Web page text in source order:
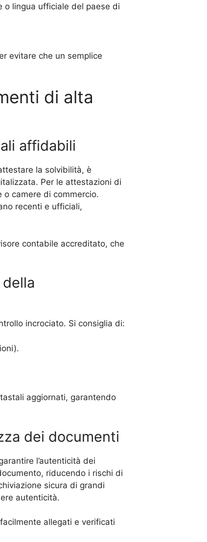
o lingua ufficiale del paese di
evitare che un semplice
di alta
affidabili
la solvibilità, è
Per le attestazioni di
camere di commercio.
recenti e ufficiali,
contabile accreditato, che
incrociato. Si consiglia di:
aggiornati, garantendo
dei documenti
l’autenticità dei
riducendo i rischi di
sicura di grandi
autenticità.
allegati e verificati